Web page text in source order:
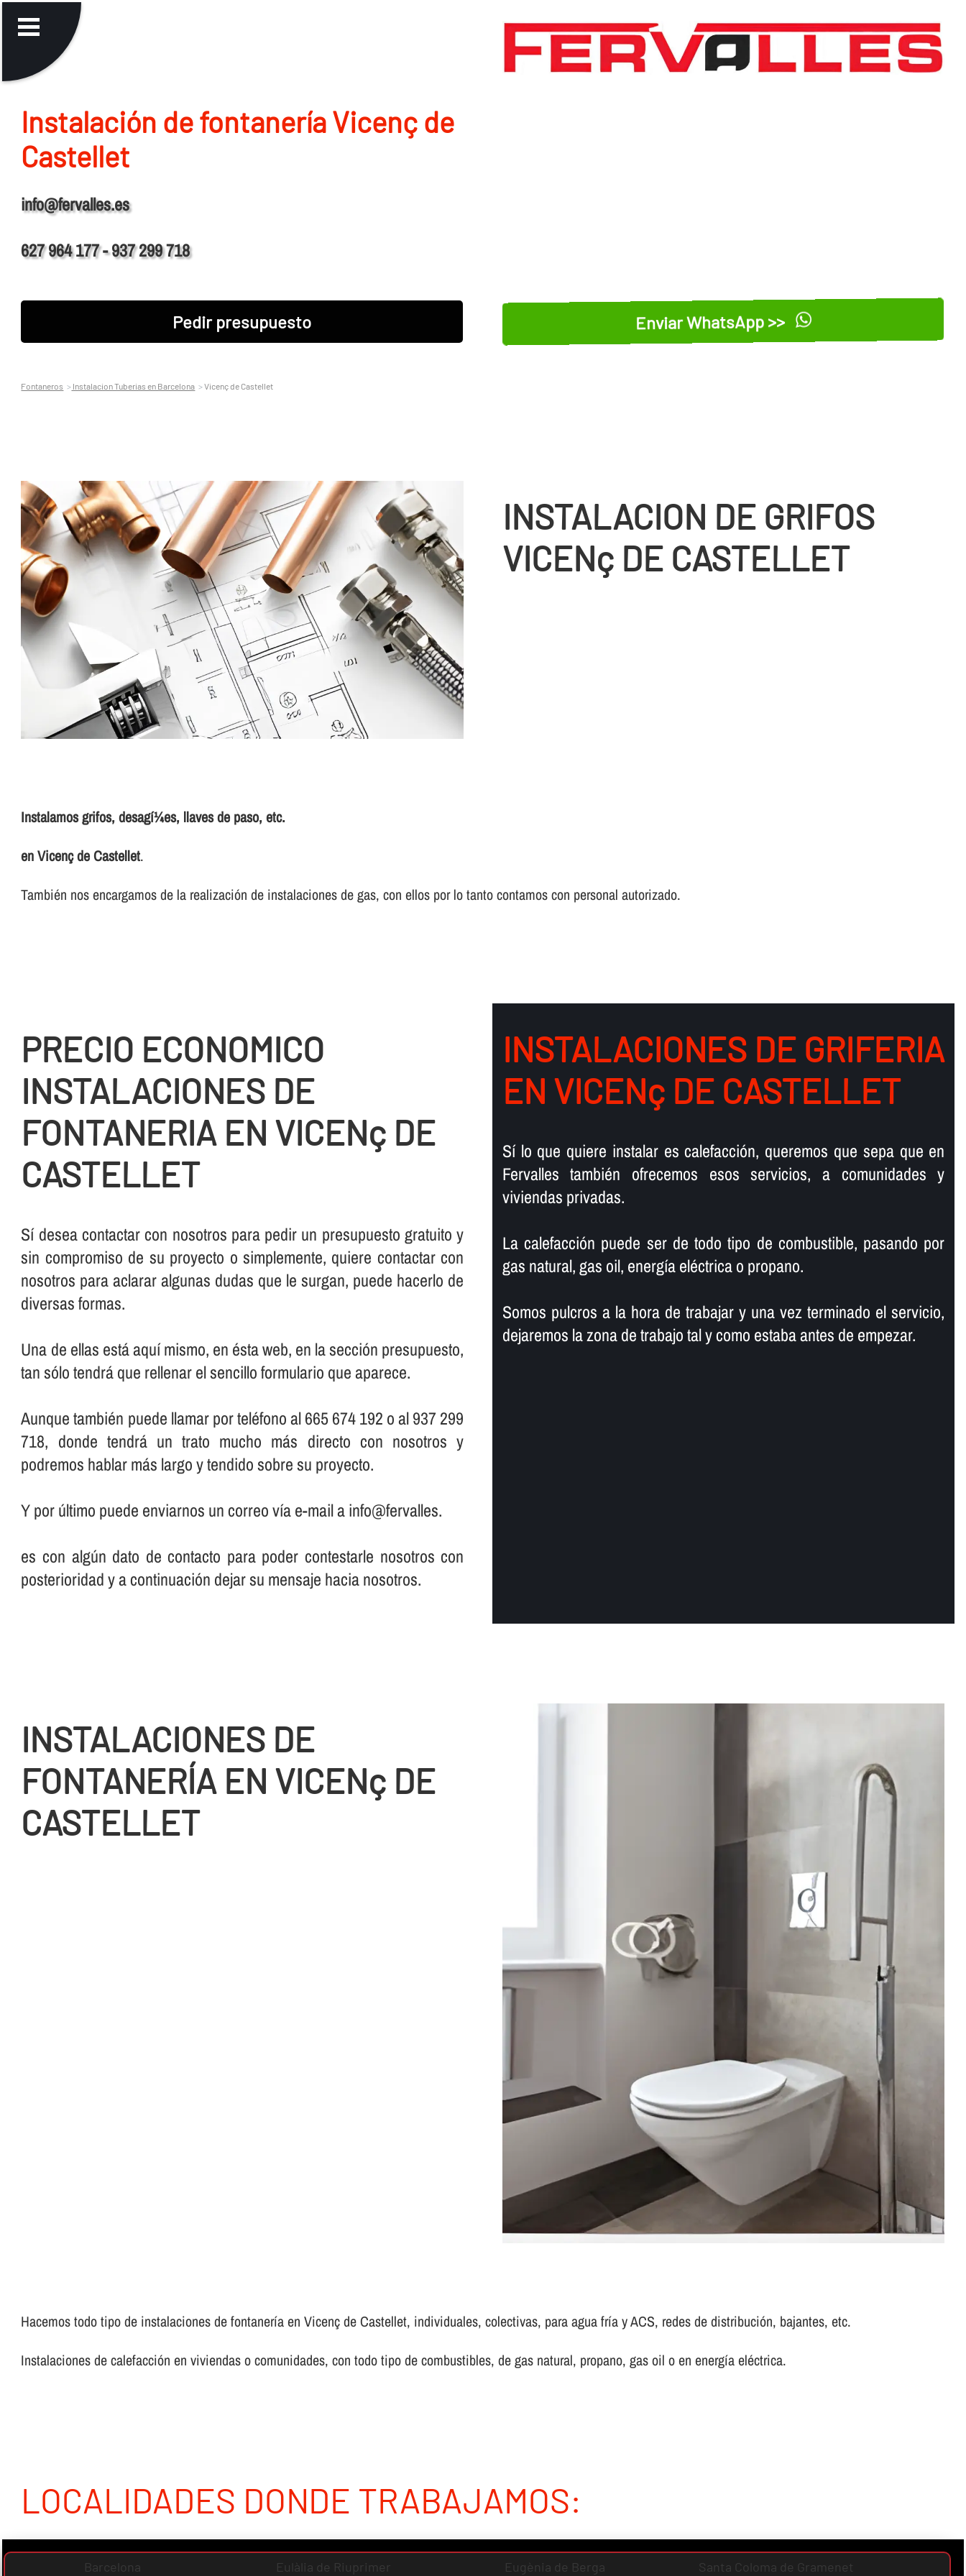
Instalación de fontanerí­a Vicenç de
Castellet
info@fervalles.es
627 964 177 - 937 299 718
Pedir presupuesto Enviar WhatsApp >>
Fontaneros Instalacion Tuberias en Barcelona Vicenç de Castellet
INSTALACION DE GRIFOS
VICENç DE CASTELLET
Instalamos grifos, desagí¼es, llaves de paso, etc.
en Vicenç de Castellet.
También nos encargamos de la realización de instalaciones de gas, con ellos por lo tanto contamos con personal autorizado.
PRECIO ECONOMICO
INSTALACIONES DE
FONTANERIA EN VICENç DE
CASTELLET
Sí­ desea contactar con nosotros para pedir un presupuesto gratuito y
sin compromiso de su proyecto o simplemente, quiere contactar con
nosotros para aclarar algunas dudas que le surgan, puede hacerlo de
diversas formas.
Una de ellas está aquí­ mismo, en ésta web, en la sección presupuesto,
tan sólo tendrá que rellenar el sencillo formulario que aparece.
Aunque también puede llamar por teléfono al 665 674 192 o al 937 299
718, donde tendrá un trato mucho más directo con nosotros y
podremos hablar más largo y tendido sobre su proyecto.
Y por último puede enviarnos un correo ví­a e-mail a info@fervalles.
es con algún dato de contacto para poder contestarle nosotros con
posterioridad y a continuación dejar su mensaje hacia nosotros.
INSTALACIONES DE GRIFERIA
EN VICENç DE CASTELLET
Sí­ lo que quiere instalar es calefacción, queremos que sepa que en
Fervalles también ofrecemos esos servicios, a comunidades y
viviendas privadas.
La calefacción puede ser de todo tipo de combustible, pasando por
gas natural, gas oil, energí­a eléctrica o propano.
Somos pulcros a la hora de trabajar y una vez terminado el servicio,
dejaremos la zona de trabajo tal y como estaba antes de empezar.
INSTALACIONES DE
FONTANERÍ­A EN VICENç DE
CASTELLET
Hacemos todo tipo de instalaciones de fontanerí­a en Vicenç de Castellet, individuales, colectivas, para agua frí­a y ACS, redes de distribución, bajantes, etc.
Instalaciones de calefacción en viviendas o comunidades, con todo tipo de combustibles, de gas natural, propano, gas oil o en energí­a eléctrica.
LOCALIDADES DONDE TRABAJAMOS:
Barcelona Eulàlia de Riuprimer Eugènia de Berga Santa Coloma de Gramenet